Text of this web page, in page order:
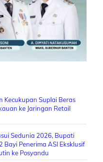
Kecukupan Suplai Beras
ke Jaringan Retail
Sedunia 2026, Bupati
Bayi Penerima ASI Eksklusif
ke Posyandu